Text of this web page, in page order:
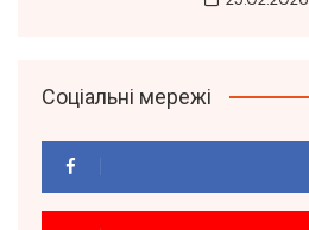
Соціальні мережі